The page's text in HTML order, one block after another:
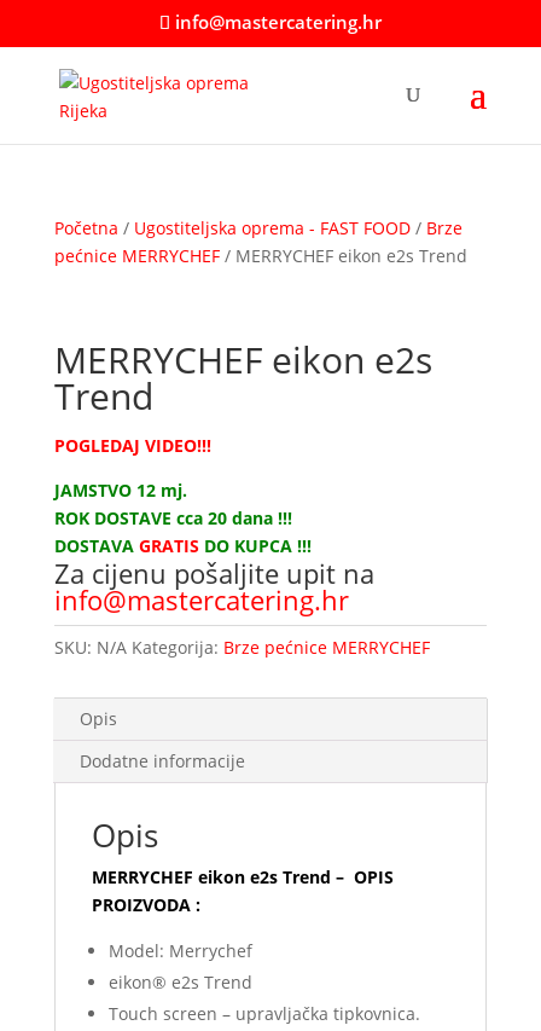
info@mastercatering.hr
Početna / Ugostiteljska oprema - FAST FOOD/ Brze
pećnice MERRYCHEF/ MERRYCHEF eikon e2s Trend
MERRYCHEF eikon e2s
Trend
POGLEDAJ VIDEO!!!
JAMSTVO 12 mj.
ROK DOSTAVE cca 20 dana !!!
DOSTAVA GRATIS DO KUPCA !!!
Za cijenu pošaljite upit na
info@mastercatering.hr
SKU: N/A Kategorija: Brze pećnice MERRYCHEF
Opis
Dodatne informacije
Opis
MERRYCHEF eikon e2s Trend – OPIS
PROIZVODA :
Model: Merrychef
eikon® e2s Trend
Touch screen – upravljačka tipkovnica.